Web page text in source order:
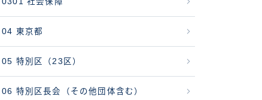
04 東京都
05 特別区（23区）
06 特別区長会（その他団体含む）